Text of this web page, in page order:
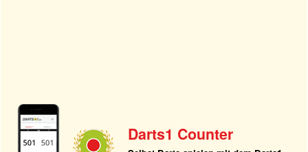
Darts1 Counter